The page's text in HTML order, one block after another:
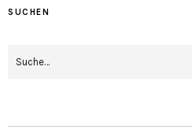
SUCHEN